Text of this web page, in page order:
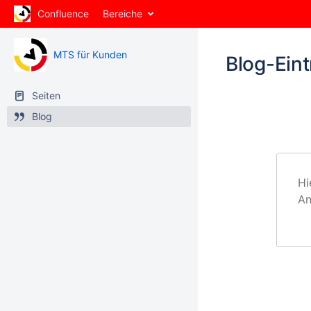
Confluence Bereiche
MTS für Kunden
Seiten
Blog
Blog-